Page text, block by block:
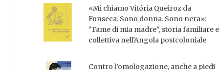
«Mi chiamo Vitória Queiroz da
Fonseca. Sono donna. Sono nera»:
"Fame di mia madre", storia familiare e
collettiva nell'Angola postcoloniale
Contro l’omologazione, anche a piedi